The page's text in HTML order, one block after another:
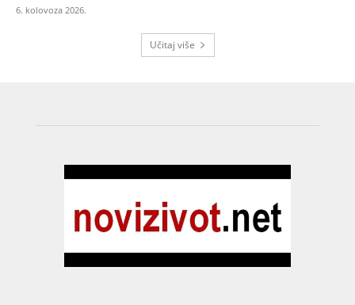
6. kolovoza 2026.
Učitaj više